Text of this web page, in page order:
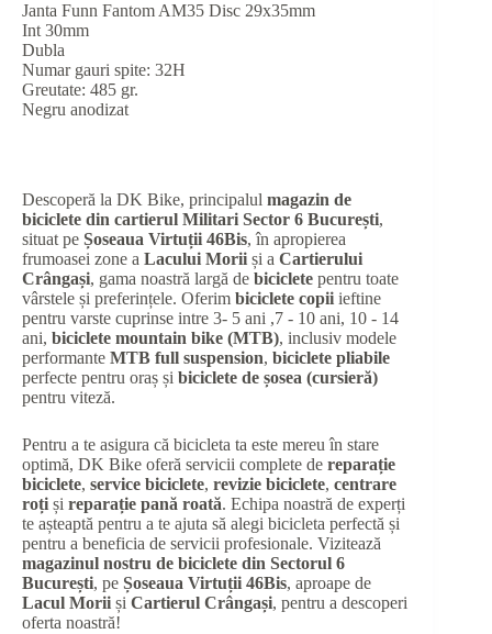
Janta Funn Fantom AM35 Disc 29x35mm
Int 30mm
Dubla
Numar gauri spite: 32H
Greutate: 485 gr.
Negru anodizat
Descoperă la DK Bike, principalul magazin de
biciclete din cartierul Militari Sector 6 București,
situat pe Șoseaua Virtuții 46Bis, în apropierea
frumoasei zone a Lacului Morii și a Cartierului
Crângași, gama noastră largă de biciclete pentru toate
vârstele și preferințele. Oferim biciclete copii ieftine
pentru varste cuprinse intre 3- 5 ani ,7 - 10 ani, 10 - 14
ani, biciclete mountain bike (MTB), inclusiv modele
performante MTB full suspension, biciclete pliabile
perfecte pentru oraș și biciclete de șosea (cursieră)
pentru viteză.
Pentru a te asigura că bicicleta ta este mereu în stare
optimă, DK Bike oferă servicii complete de reparație
biciclete, service biciclete, revizie biciclete, centrare
roți și reparație pană roată. Echipa noastră de experți
te așteaptă pentru a te ajuta să alegi bicicleta perfectă și
pentru a beneficia de servicii profesionale. Vizitează
magazinul nostru de biciclete din Sectorul 6
București, pe Șoseaua Virtuții 46Bis, aproape de
Lacul Morii și Cartierul Crângași, pentru a descoperi
oferta noastră!